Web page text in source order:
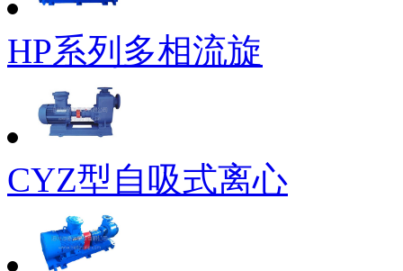
HP系列多相流旋
CYZ型自吸式离心